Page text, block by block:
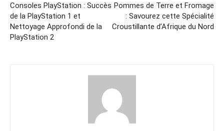
Consoles PlayStation : Succès
de la PlayStation 1 et
Nettoyage Approfondi de la
PlayStation 2
Pommes de Terre et Fromage
: Savourez cette Spécialité
Croustillante d’Afrique du Nord